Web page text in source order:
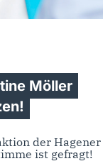
Möller
der Hagener
ist gefragt!